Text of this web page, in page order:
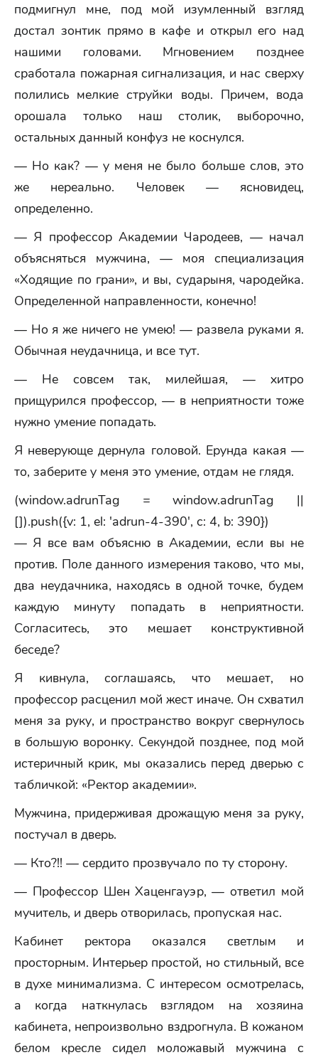
подмигнул мне, под мой изумленный взгляд
достал зонтик прямо в кафе и открыл его над
нашими головами. Мгновением позднее
сработала пожарная сигнализация, и нас сверху
полились мелкие струйки воды. Причем, вода
орошала только наш столик, выборочно,
остальных данный конфуз не коснулся.
— Но как? — у меня не было больше слов, это
же нереально. Человек — ясновидец,
определенно.
— Я профессор Академии Чародеев, — начал
объясняться мужчина, — моя специализация
«Ходящие по грани», и вы, сударыня, чародейка.
Определенной направленности, конечно!
— Но я же ничего не умею! — развела руками я.
Обычная неудачница, и все тут.
— Не совсем так, милейшая, — хитро
прищурился профессор, — в неприятности тоже
нужно умение попадать.
Я неверующе дернула головой. Ерунда какая —
то, заберите у меня это умение, отдам не глядя.
(window.adrunTag = window.adrunTag ||
[]).push({v: 1, el: 'adrun-4-390', c: 4, b: 390})
— Я все вам объясню в Академии, если вы не
против. Поле данного измерения таково, что мы,
два неудачника, находясь в одной точке, будем
каждую минуту попадать в неприятности.
Согласитесь, это мешает конструктивной
беседе?
Я кивнула, соглашаясь, что мешает, но
профессор расценил мой жест иначе. Он схватил
меня за руку, и пространство вокруг свернулось
в большую воронку. Секундой позднее, под мой
истеричный крик, мы оказались перед дверью с
табличкой: «Ректор академии».
Мужчина, придерживая дрожащую меня за руку,
постучал в дверь.
— Кто?!! — сердито прозвучало по ту сторону.
— Профессор Шен Хаценгауэр, — ответил мой
мучитель, и дверь отворилась, пропуская нас.
Кабинет ректора оказался светлым и
просторным. Интерьер простой, но стильный, все
в духе минимализма. С интересом осмотрелась,
а когда наткнулась взглядом на хозяина
кабинета, непроизвольно вздрогнула. В кожаном
белом кресле сидел моложавый мужчина с